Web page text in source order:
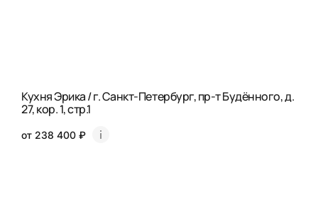
Кухня Эрика / г. Санкт-Петербург, пр-т Будённого, д.
27, кор. 1, стр.1
от 238 400 ₽